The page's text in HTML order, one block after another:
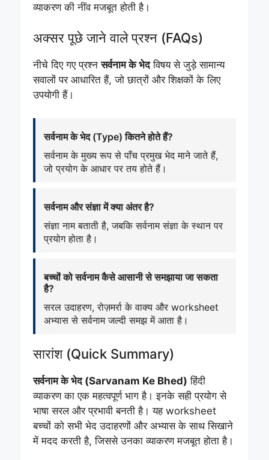
व्याकरण की नींव मजबूत होती है।
अक्सर पूछे जाने वाले प्रश्न (FAQs)
नीचे दिए गए प्रश्नसर्वनाम के भेदविषय से जुड़े सामान्य
सवालों पर आधारित हैं, जो छात्रों और शिक्षकों के लिए
उपयोगी हैं।
सर्वनाम के भेद (Type) कितने होते हैं?
सर्वनाम के मुख्य रूप से पाँच प्रमुख भेद माने जाते हैं,
जो प्रयोग के आधार पर तय होते हैं।
सर्वनाम और संज्ञा में क्या अंतर है?
संज्ञा नाम बताती है, जबकि सर्वनाम संज्ञा के स्थान पर
प्रयोग होता है।
बच्चों को सर्वनाम कैसे आसानी से समझाया जा सकता
है?
सरल उदाहरण, रोज़मर्रा के वाक्य और worksheet
अभ्यास से सर्वनाम जल्दी समझ में आता है।
सारांश (Quick Summary)
सर्वनाम के भेद (Sarvanam Ke Bhed) हिंदी
व्याकरण का एक महत्वपूर्ण भाग है। इनके सही प्रयोग से
भाषा सरल और प्रभावी बनती है। यह worksheet
बच्चों को सभी भेद उदाहरणों और अभ्यास के साथ सिखाने
में मदद करती है, जिससे उनका व्याकरण मजबूत होता है।